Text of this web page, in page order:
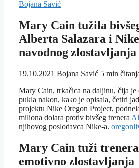
Bojana Savić
Mary Cain tužila
Alberta Salazara i
navodnog zlostavljanja
19.10.2021 Bojana Savić 5 min
Mary Cain, trkačica na daljinu, čija je
pukla nakon, kako je opisala, četiri
projektu Nike Oregon Project,
miliona dolara protiv bivšeg trenera
njihovog poslodavca Nike-a.
Mary Cain tuži
emotivno zlostavljanja